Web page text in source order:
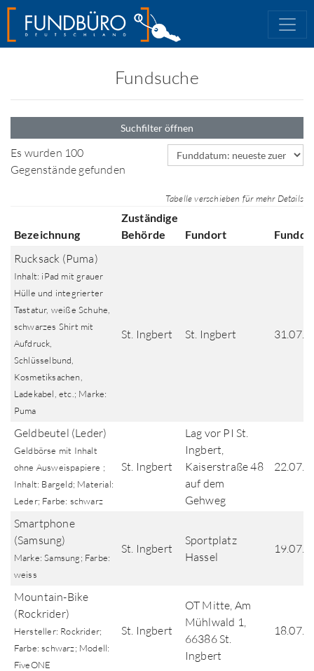
Fundsuche
Suchfilter öffnen
Es wurden 100
Gegenstände gefunden
Sortierfeld
Tabelle verschieben für mehr Details
Bezeichnung
Zuständige
Behörde
Fundort
Rucksack (Puma)
Inhalt: iPad mit grauer
Hülle und integrierter
Tastatur, weiße Schuhe,
schwarzes Shirt mit
Aufdruck,
Schlüsselbund,
Kosmetiksachen,
Ladekabel, etc.; Marke:
Puma
St. Ingbert St. Ingbert
Geldbeutel (Leder)
Geldbörse mit Inhalt
ohne Ausweispapiere ;
Inhalt: Bargeld; Material:
Leder; Farbe: schwarz
St. Ingbert
Lag vor PI St.
Ingbert,
Kaiserstraße 48
auf dem
Gehweg
Smartphone
(Samsung)
Marke: Samsung; Farbe:
weiss
St. Ingbert
Sportplatz
Hassel
Mountain-Bike
(Rockrider)
Hersteller: Rockrider;
Farbe: schwarz; Modell:
FiveONE
St. Ingbert
OT Mitte, Am
Mühlwald 1,
66386 St.
Ingbert